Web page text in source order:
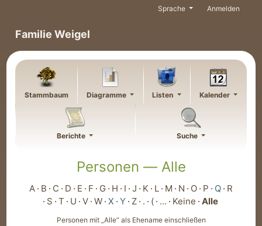
Familie Weigel
Sprache Anmelden
Stammbaum Diagramme Listen Kalender
Berichte Suche
Personen — Alle
A B C D E F G H I J K L M N O P Q R
S T U V W X Y Z . ( … Keine Alle
Personen mit „Alle“ als Ehename einschließen